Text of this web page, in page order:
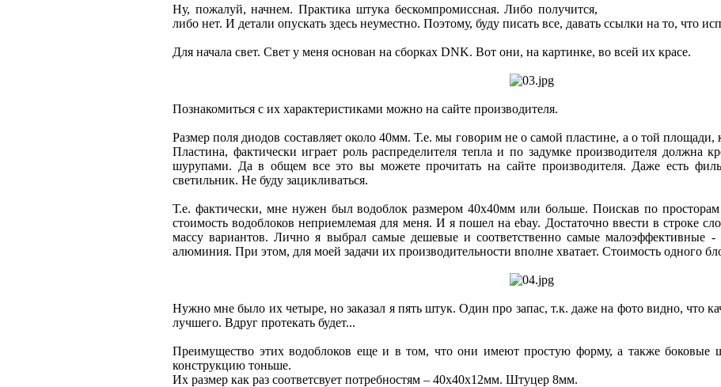
Ну, пожалуй, начнем. Практика штука бескомпромиссная. Либо получится,
либо нет. И детали опускать здесь неуместно. Поэтому, буду писать все, давать ссылки на то, что
Для начала свет. Свет у меня основан на сборках DNK. Вот они, на картинке, во всей их красе.
Познакомиться с их характеристиками можно на сайте производителя.
Размер поля диодов составляет около 40мм. Т.е. мы говорим не о самой пластине, а о той
Пластина, фактически играет роль распределителя тепла и по задумке производителя должна
шурупами. Да в общем все это вы можете прочитать на сайте производителя. Даже есть
светильник. Не буду зацикливаться.
Т.е. фактически, мне нужен был водоблок размером 40x40мм или больше. Поискав по
стоимость водоблоков неприемлемая для меня. И я пошел на ebay. Достаточно ввести в строке
массу вариантов. Лично я выбрал самые дешевые и соответственно самые малоэффективные -
алюминия. При этом, для моей задачи их производительности вполне хватает. Стоимость одного
Нужно мне было их четыре, но заказал я пять штук. Один про запас, т.к. даже на фото видно, что
лучшего. Вдруг протекать будет...
Преимущество этих водоблоков еще и в том, что они имеют простую форму, а также боковые
конструкцию тоньше.
Их размер как раз соответсвует потребностям – 40x40x12мм. Штуцер 8мм.